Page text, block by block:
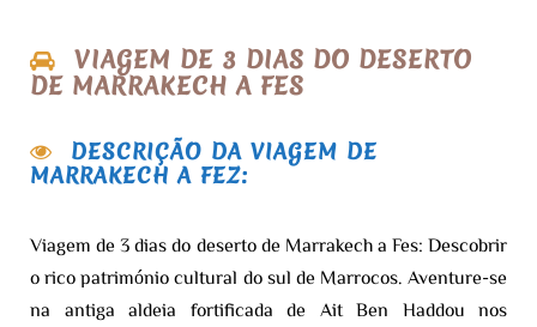
VIAGEM DE 3 DIAS DO DESERTO
DE MARRAKECH A FES
DESCRIÇÃO DA VIAGEM DE
MARRAKECH A FEZ:
Viagem de 3 dias do deserto de Marrakech a Fes: Descobrir
o rico património cultural do sul de Marrocos. Aventure-se
na antiga aldeia fortificada de Ait Ben Haddou nos